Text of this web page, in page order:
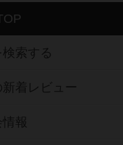
索する
着レビュー
報